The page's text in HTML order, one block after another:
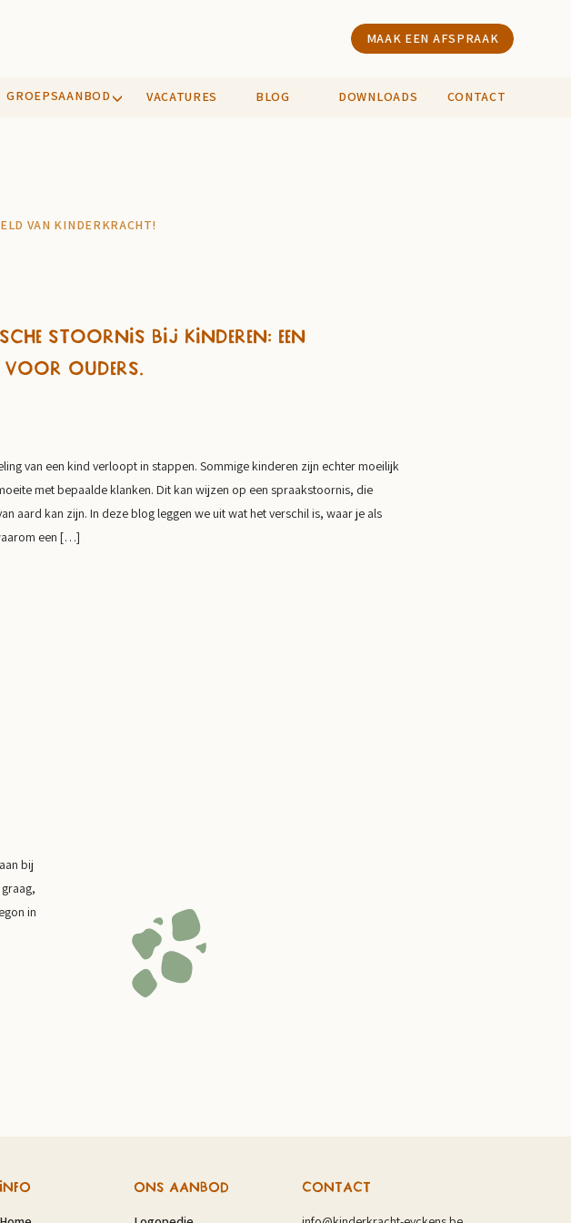
CONTACT
DOWNLOADS
BLOG
VACATURES
MAAK EEN AFSPRAAK
GROEPSAANBOD
VAN KINDERKRACHT!
van een kind verloopt in stappen. Sommige kinderen zijn echter moeilijk
met bepaalde klanken. Dit kan wijzen op een spraakstoornis, die
aard kan zijn. In deze blog leggen we uit wat het verschil is, waar je als
een […]
stoornis bij kinderen: Een
voor ouders.
bij
in
CONTACT
ONS AANBOD
INFO